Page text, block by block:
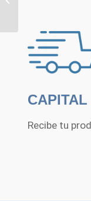
CAPITAL
Recibe tu